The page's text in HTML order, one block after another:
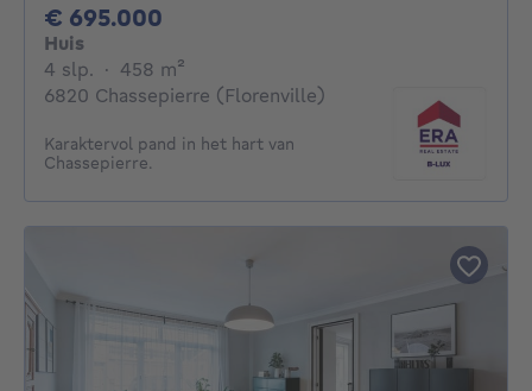
€ 695.000
Huis
4 slp. 4 slaapkamers
· 458 m²
6820 Chassepierre (Florenville)
Karaktervol pand in het hart van
Chassepierre.